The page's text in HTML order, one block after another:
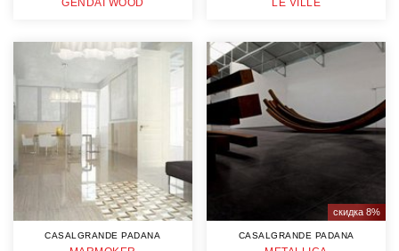
GENDAI WOOD LE VILLE
CASALGRANDE PADANA
скидка 8%
CASALGRANDE PADANA